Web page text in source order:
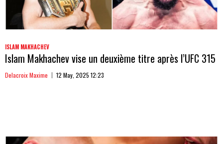
ISLAM MAKHACHEV
Islam Makhachev vise un deuxième titre après l’UFC 315
Delacroix Maxime 12 May, 2025 12:23